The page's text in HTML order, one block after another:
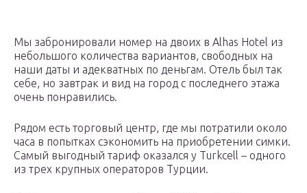
Мы забронировали номер на двоих в Alhas Hotel из
небольшого количества вариантов, свободных на
наши даты и адекватных по деньгам. Отель был так
себе, но завтрак и вид на город с последнего этажа
очень понравились.
Рядом есть торговый центр, где мы потратили около
часа в попытках сэкономить на приобретении симки.
Самый выгодный тариф оказался у Turkcell – одного
из трех крупных операторов Турции.